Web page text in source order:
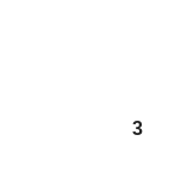
3